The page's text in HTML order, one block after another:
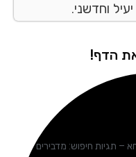
וחדשני.
הדף!
תגיות חיפוש: מדבירים